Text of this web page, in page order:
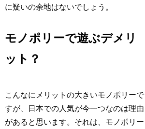
に疑いの余地はないでしょう。
モノポリーで遊ぶデメリ
ット？
こんなにメリットの大きいモノポリーで
すが、日本での人気が今一つなのは理由
があると思います。それは、モノポリー